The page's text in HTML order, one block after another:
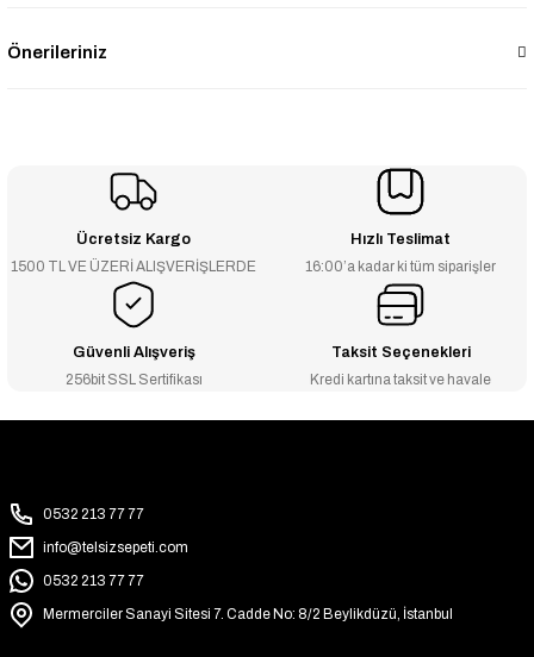
Önerileriniz
Ücretsiz Kargo
1500 TL VE ÜZERİ ALIŞVERİŞLERDE
Hızlı Teslimat
16:00’a kadar ki tüm siparişler
Güvenli Alışveriş
256bit SSL Sertifikası
Taksit Seçenekleri
Kredi kartına taksit ve havale
0532 213 77 77
info@telsizsepeti.com
0532 213 77 77
Mermerciler Sanayi Sitesi 7. Cadde No: 8/2 Beylikdüzü, İstanbul